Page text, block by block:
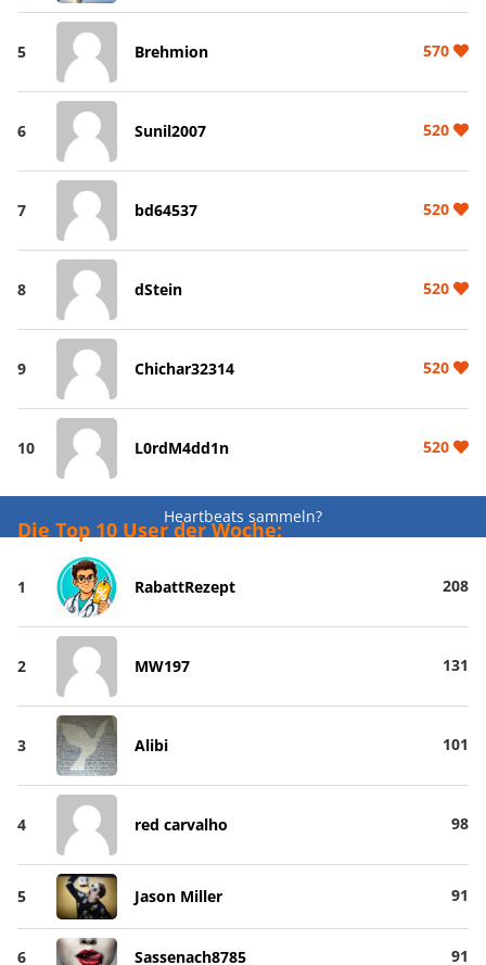
5 Brehmion 570
6 Sunil2007 520
7 bd64537 520
8 dStein 520
9 Chichar32314 520
10 L0rdM4dd1n 520
Heartbeats sammeln?
Die Top 10 User der Woche:
1 RabattRezept 208
2 MW197 131
3 Alibi 101
4 red carvalho 98
5 Jason Miller 91
6 Sassenach8785 91